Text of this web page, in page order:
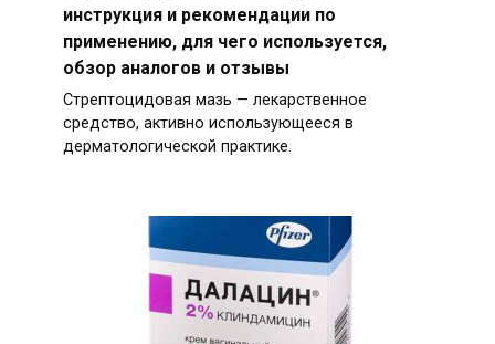
инструкция и рекомендации по
применению, для чего используется,
обзор аналогов и отзывы
Стрептоцидовая мазь — лекарственное
средство, активно использующееся в
дерматологической практике.